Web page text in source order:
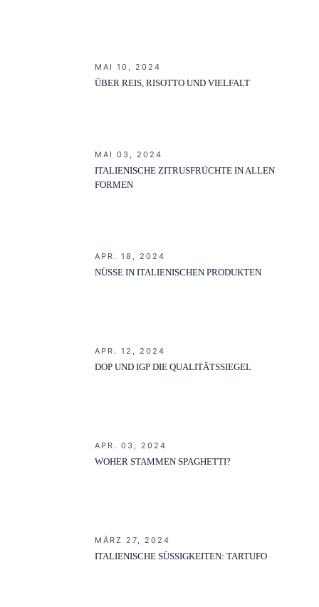
MAI 10, 2024
ÜBER REIS, RISOTTO UND VIELFALT
MAI 03, 2024
ITALIENISCHE ZITRUSFRÜCHTE IN ALLEN
FORMEN
APR. 18, 2024
NÜSSE IN ITALIENISCHEN PRODUKTEN
APR. 12, 2024
DOP UND IGP DIE QUALITÄTSSIEGEL
APR. 03, 2024
WOHER STAMMEN SPAGHETTI?
MÄRZ 27, 2024
ITALIENISCHE SÜSSIGKEITEN: TARTUFO